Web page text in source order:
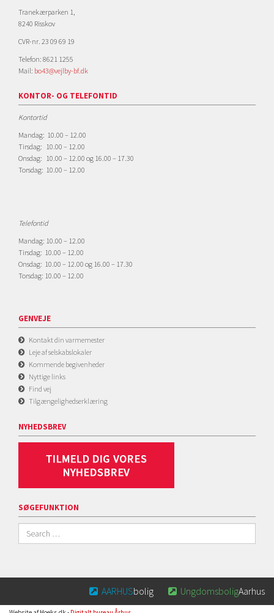
Tranekærparken 1,
8240 Risskov
CVR-nr. 23 09 69 19
Telefon: 8621 1255
Mail: bo43@vejlby-bf.dk
KONTOR- OG TELEFONTID
Kontortid
Mandag: 10.00 – 12.00
Tirsdag: 10.00 – 12.00
Onsdag: 10.00 – 12.00 og 16.00 – 17.30
Torsdag: 10.00 – 12.00
Telefontid
Mandag: 10.00 – 12.00
Tirsdag: 10.00 – 12.00
Onsdag: 10.00 – 12.00 og 16.00 – 17.30
Torsdag: 10.00 – 12.00
GENVEJE
Kontakt din varmemester
Leje af selskabslokaler
Kommende begivenheder
Nyttige links
Find vej
Tilgængelighedserklæring
NYHEDSBREV
SØGEFUNKTION
 UngdomsboligAarhus
 AARHUSbolig